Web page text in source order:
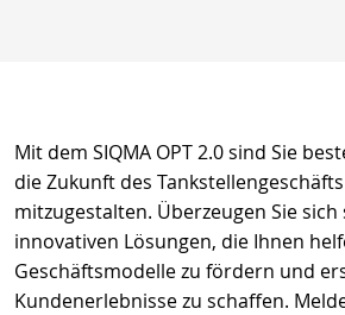
Mit dem SIQMA OPT 2.0 sind Sie
die Zukunft des
mitzugestalten. Überzeugen Sie
innovativen Lösungen, die Ihnen
Geschäftsmodelle zu fördern und
Kundenerlebnisse zu schaffen.